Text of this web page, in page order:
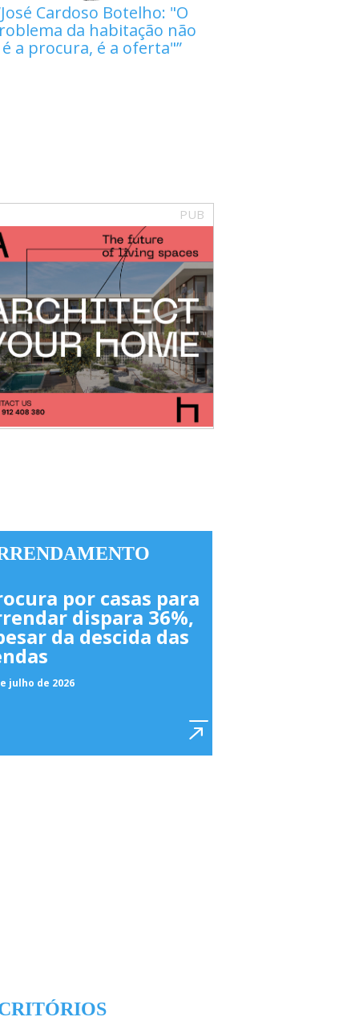
José Cardoso Botelho: "O
da habitação não
é a procura, é a oferta"
PUB
por casas para
dispara 36%,
da descida das
julho de 2026